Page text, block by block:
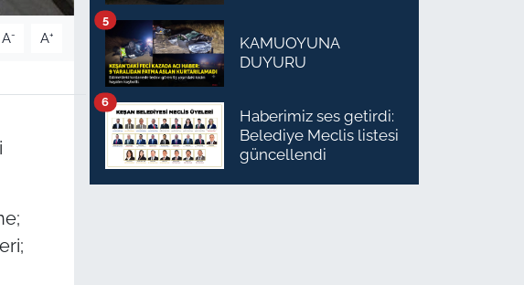
A- A+
KAMUOYUNA
DUYURU
5
Haberimiz ses getirdi:
Belediye Meclis listesi
güncellendi
6